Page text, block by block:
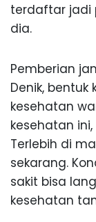
terdaftar jadi
dia.
Pemberian
Denik,
kesehatan
kesehatan
Terlebih di
sekarang.
sakit bisa
kesehatan